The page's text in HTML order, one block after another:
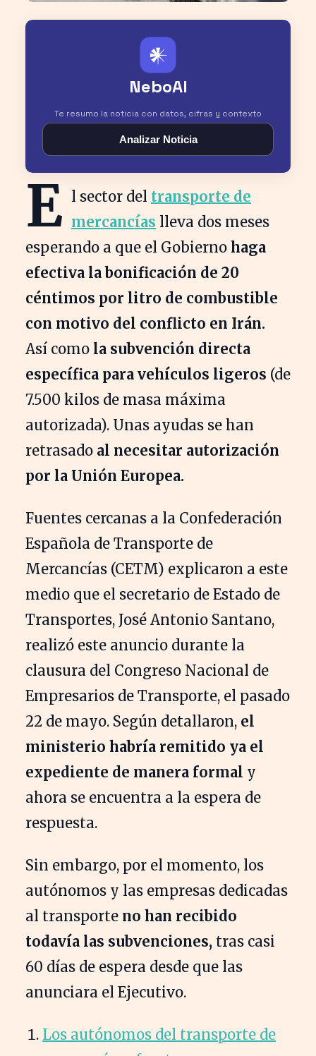
𒀭
NeboAI
Te resumo la noticia con datos, cifras y contexto
Analizar Noticia
E l sector del transporte de
mercancías lleva dos meses
esperando a que el Gobierno haga
efectiva la bonificación de 20
céntimos por litro de combustible
con motivo del conflicto en Irán.
Así como la subvención directa
específica para vehículos ligeros (de
7.500 kilos de masa máxima
autorizada). Unas ayudas se han
retrasado al necesitar autorización
por la Unión Europea.
Fuentes cercanas a la Confederación
Española de Transporte de
Mercancías (CETM) explicaron a este
medio que el secretario de Estado de
Transportes, José Antonio Santano,
realizó este anuncio durante la
clausura del Congreso Nacional de
Empresarios de Transporte, el pasado
22 de mayo. Según detallaron, el
ministerio habría remitido ya el
expediente de manera formal y
ahora se encuentra a la espera de
respuesta.
Sin embargo, por el momento, los
autónomos y las empresas dedicadas
al transporte no han recibido
todavía las subvenciones, tras casi
60 días de espera desde que las
anunciara el Ejecutivo.
Los autónomos del transporte de